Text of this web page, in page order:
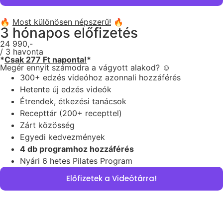
🔥 Most különösen népszerű! 🔥
3 hónapos előfizetés
24 990,-
/ 3 havonta
*Csak 277 Ft naponta!*
Megér ennyit számodra a vágyott alakod? ☺️
300+ edzés videóhoz azonnali hozzáférés
Hetente új edzés videók
Étrendek, étkezési tanácsok
Recepttár (200+ recepttel)
Zárt közösség
Egyedi kedvezmények
4 db programhoz hozzáférés
Nyári 6 hetes Pilates Program
Előfizetek a Videótárra!